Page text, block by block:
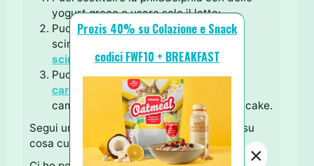
yogurt greco o usare solo il latte;
Puoi sostituire losciroppo 0 con altri
sciroppi o miele, stessa cosa per lo
sciroppo di cocco;
Puoi sostituire leproteine caffè e
caramello
con altre da te preferite
cambiando così gusto alla tua cheesecake.
Segui una
Dieta Proteicama non hai idee su
cosa cucinare?
Prozis 40% su Colazione e Snack
codici FWF10 + BREAKFAST
×